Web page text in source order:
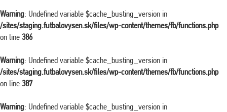
Warning: Undefined variable $cache_busting_version in
/sites/staging.futbalovysen.sk/files/wp-content/themes/fb/functions.php
on line 386
Warning: Undefined variable $cache_busting_version in
/sites/staging.futbalovysen.sk/files/wp-content/themes/fb/functions.php
on line 387
Warning: Undefined variable $cache_busting_version in